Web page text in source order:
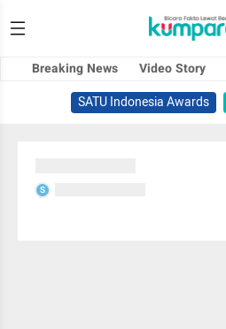
Breaking News Video Story
SATU Indonesia Awards
S